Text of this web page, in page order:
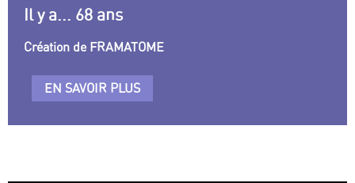
Il y a... 68 ans
Création de FRAMATOME
EN SAVOIR PLUS